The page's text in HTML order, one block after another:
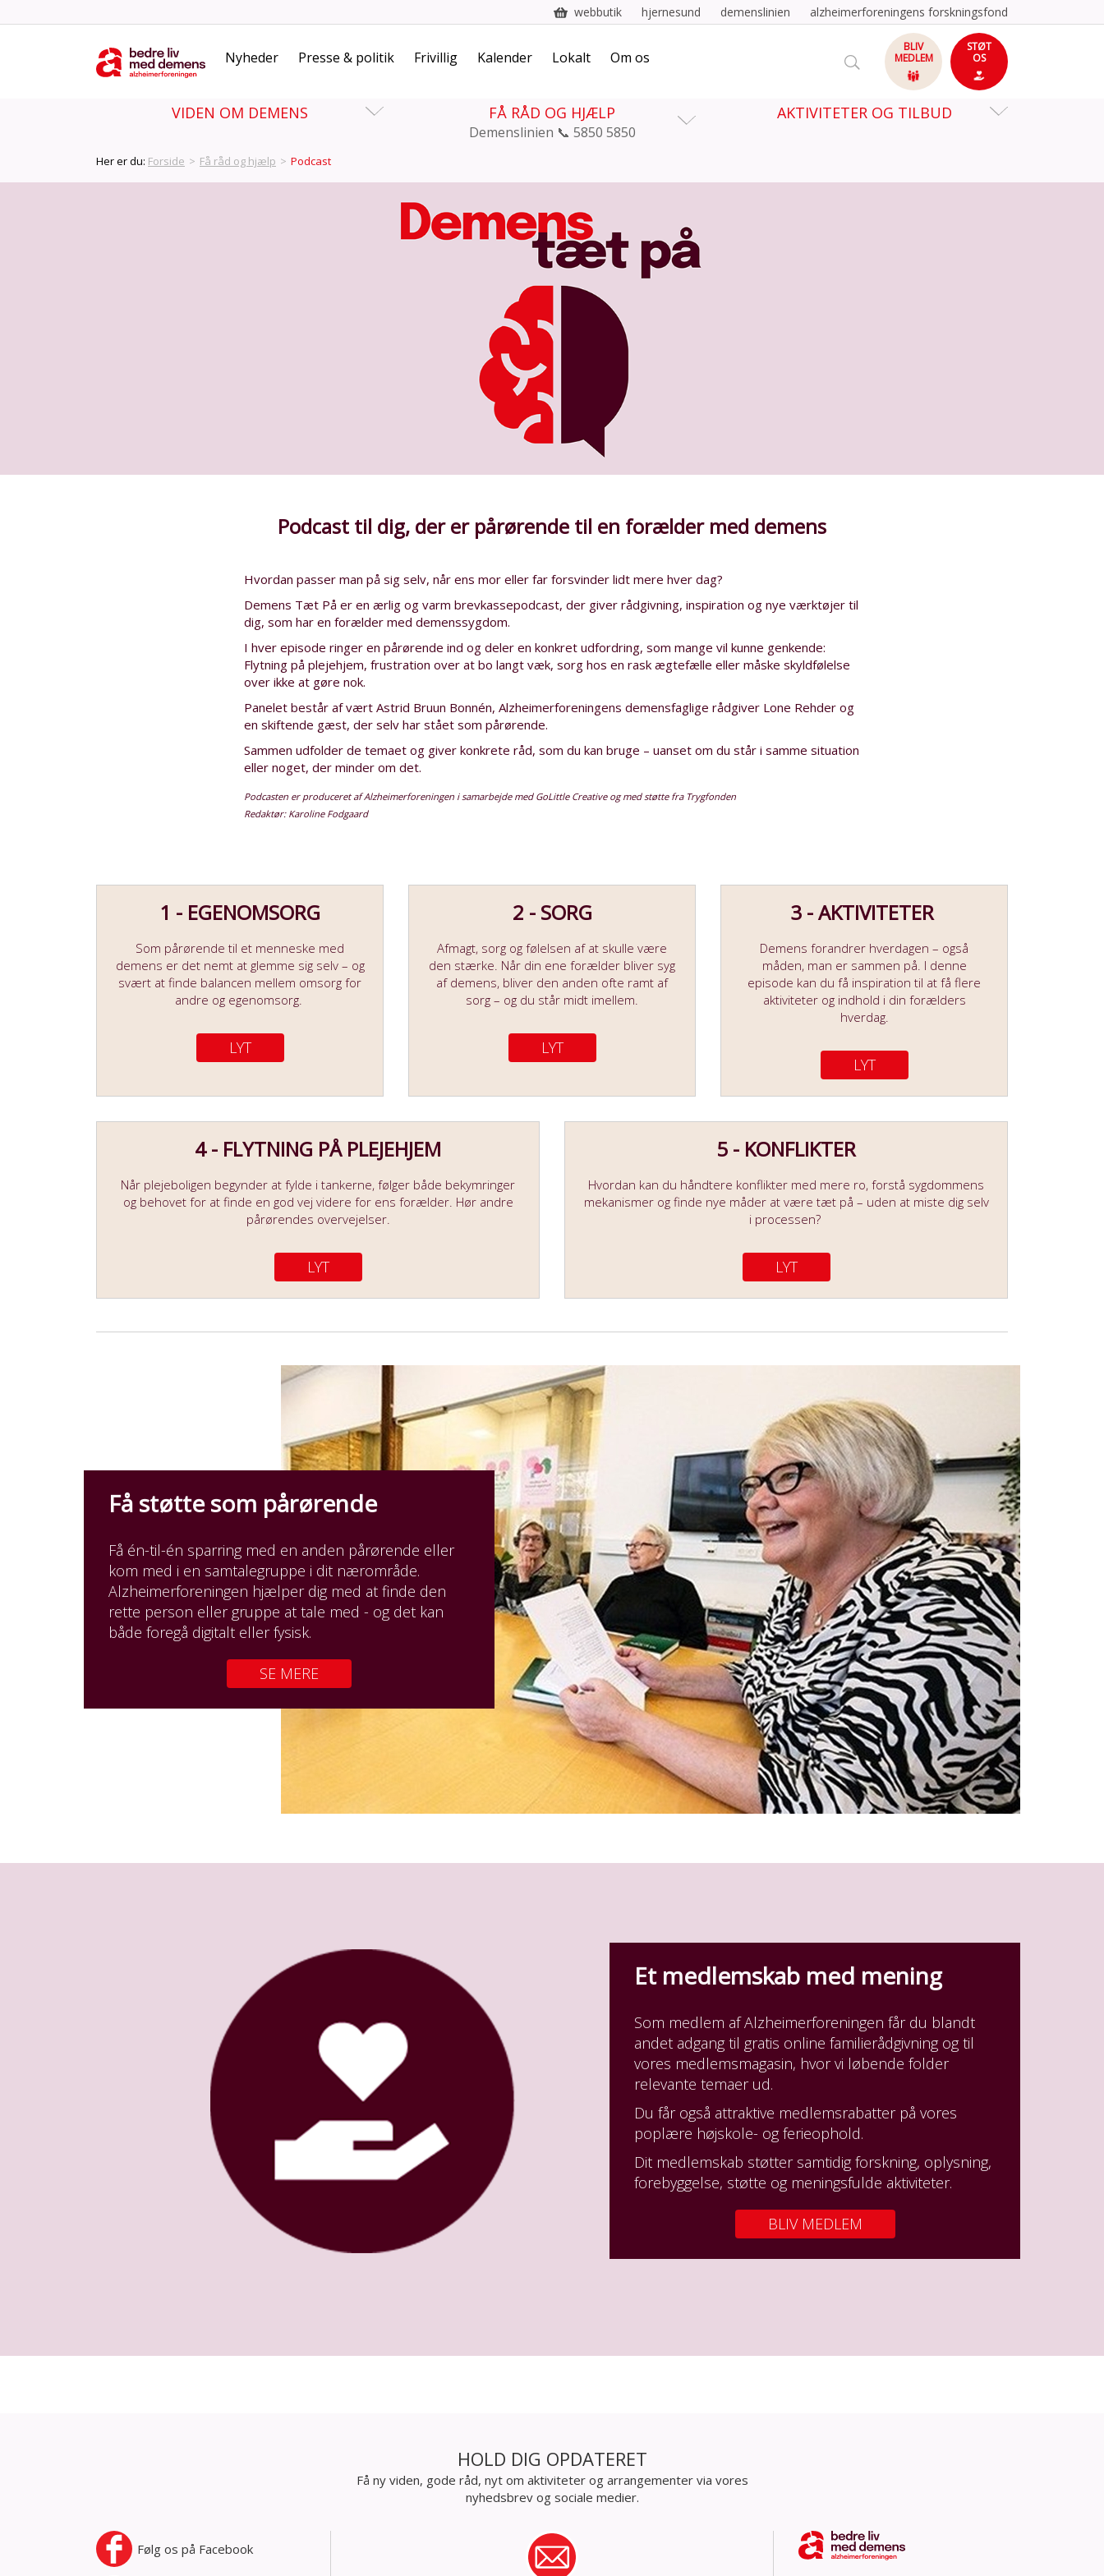
webbutik hjernesund demenslinien alzheimerforeningens forskningsfond
Nyheder Presse & politik Frivillig Kalender Lokalt Om os
BLIV
MEDLEM
STØT
OS
VIDEN OM DEMENS FÅ RÅD OG HJÆLP
Demenslinien 📞 5850 5850
AKTIVITETER OG TILBUD
Her er du: Forside > Få råd og hjælp > Podcast
Podcast til dig, der er pårørende til en forælder med demens
Hvordan passer man på sig selv, når ens mor eller far forsvinder lidt mere hver dag?
Demens Tæt På er en ærlig og varm brevkassepodcast, der giver rådgivning, inspiration og nye værktøjer til
dig, som har en forælder med demenssygdom.
I hver episode ringer en pårørende ind og deler en konkret udfordring, som mange vil kunne genkende:
Flytning på plejehjem, frustration over at bo langt væk, sorg hos en rask ægtefælle eller måske skyldfølelse
over ikke at gøre nok.
Panelet består af vært Astrid Bruun Bonnén, Alzheimerforeningens demensfaglige rådgiver Lone Rehder og
en skiftende gæst, der selv har stået som pårørende.
Sammen udfolder de temaet og giver konkrete råd, som du kan bruge – uanset om du står i samme situation
eller noget, der minder om det.
Podcasten er produceret af Alzheimerforeningen i samarbejde med GoLittle Creative og med støtte fra Trygfonden
Redaktør: Karoline Fodgaard
1 - EGENOMSORG
Som pårørende til et menneske med
demens er det nemt at glemme sig selv – og
svært at finde balancen mellem omsorg for
andre og egenomsorg.
LYT
2 - SORG
Afmagt, sorg og følelsen af at skulle være
den stærke. Når din ene forælder bliver syg
af demens, bliver den anden ofte ramt af
sorg – og du står midt imellem.
LYT
3 - AKTIVITETER
Demens forandrer hverdagen – også
måden, man er sammen på. I denne
episode kan du få inspiration til at få flere
aktiviteter og indhold i din forælders
hverdag.
LYT
4 - FLYTNING PÅ PLEJEHJEM
Når plejeboligen begynder at fylde i tankerne, følger både bekymringer
og behovet for at finde en god vej videre for ens forælder. Hør andre
pårørendes overvejelser.
LYT
5 - KONFLIKTER
Hvordan kan du håndtere konflikter med mere ro, forstå sygdommens
mekanismer og finde nye måder at være tæt på – uden at miste dig selv
i processen?
LYT
Få støtte som pårørende
Få én-til-én sparring med en anden pårørende eller
kom med i en samtalegruppe i dit nærområde.
Alzheimerforeningen hjælper dig med at finde den
rette person eller gruppe at tale med - og det kan
både foregå digitalt eller fysisk.
SE MERE
Et medlemskab med mening
Som medlem af Alzheimerforeningen får du blandt
andet adgang til gratis online familierådgivning og til
vores medlemsmagasin, hvor vi løbende folder
relevante temaer ud.
Du får også attraktive medlemsrabatter på vores
poplære højskole- og ferieophold.
Dit medlemskab støtter samtidig forskning, oplysning,
forebyggelse, støtte og meningsfulde aktiviteter.
BLIV MEDLEM
HOLD DIG OPDATERET
Få ny viden, gode råd, nyt om aktiviteter og arrangementer via vores
nyhedsbrev og sociale medier.
Følg os på Facebook